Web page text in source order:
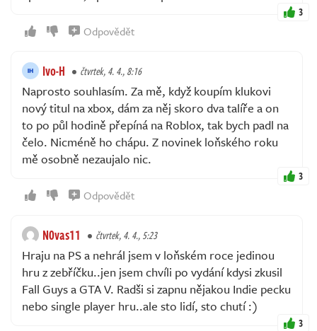
3
Odpovědět
Ivo-H čtvrtek, 4. 4., 8:16
Naprosto souhlasím. Za mě, když koupím klukovi
nový titul na xbox, dám za něj skoro dva talíře a on
to po půl hodině přepíná na Roblox, tak bych padl na
čelo. Nicméně ho chápu. Z novinek loňského roku
mě osobně nezaujalo nic.
3
Odpovědět
N0vas11 čtvrtek, 4. 4., 5:23
Hraju na PS a nehrál jsem v loňském roce jedinou
hru z zebříčku..jen jsem chvíli po vydání kdysi zkusil
Fall Guys a GTA V. Radši si zapnu nějakou Indie pecku
nebo single player hru..ale sto lidí, sto chutí :)
3